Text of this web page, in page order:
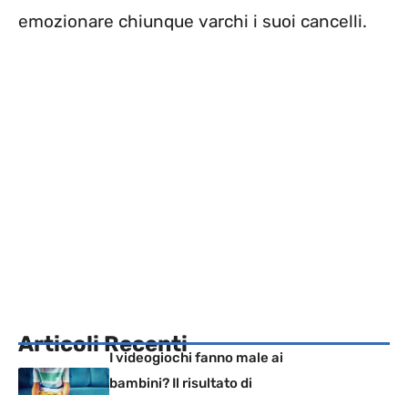
emozionare chiunque varchi i suoi cancelli.
Articoli Recenti
I videogiochi fanno male ai
bambini? Il risultato di